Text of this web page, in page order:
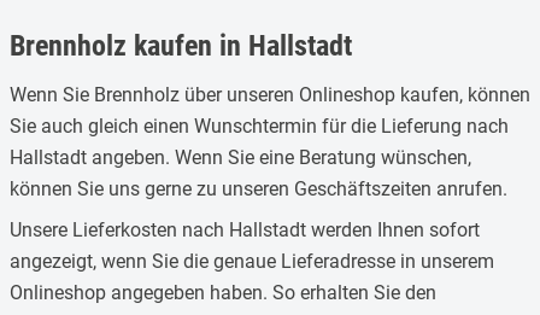
Brennholz kaufen in Hallstadt
Wenn Sie Brennholz über unseren Onlineshop kaufen, können
Sie auch gleich einen Wunschtermin für die Lieferung nach
Hallstadt angeben. Wenn Sie eine Beratung wünschen,
können Sie uns gerne zu unseren Geschäftszeiten anrufen.
Unsere Lieferkosten nach Hallstadt werden Ihnen sofort
angezeigt, wenn Sie die genaue Lieferadresse in unserem
Onlineshop angegeben haben. So erhalten Sie den